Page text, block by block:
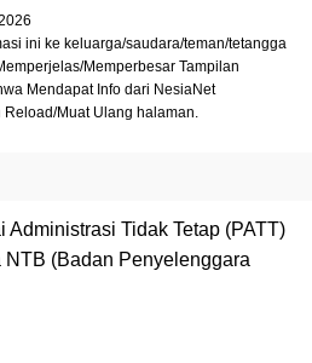
ini ke keluarga/saudara/teman/tetangga
Memperbesar Tampilan
Mendapat Info dari NesiaNet
Muat Ulang halaman.
Tidak Tetap (PATT)
(Badan Penyelenggara